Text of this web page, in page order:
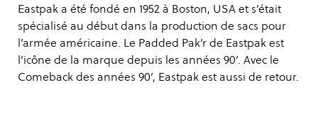
Eastpak a été fondé en 1952 à Boston, USA et s’était
spécialisé au début dans la production de sacs pour
l’armée américaine. Le Padded Pak’r de Eastpak est
l’icône de la marque depuis les années 90’. Avec le
Comeback des années 90’, Eastpak est aussi de retour.